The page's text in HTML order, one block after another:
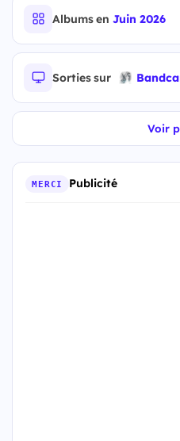
Albums enJuin 2026
Sorties sur
Voir
MERCI Publicité